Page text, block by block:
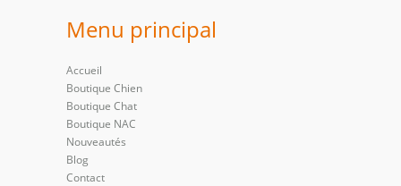
Menu principal
Accueil
Boutique Chien
Boutique Chat
Boutique NAC
Nouveautés
Blog
Contact